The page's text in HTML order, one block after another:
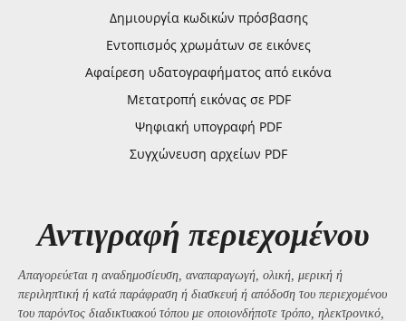
Δημιουργία κωδικών πρόσβασης
Εντοπισμός χρωμάτων σε εικόνες
Αφαίρεση υδατογραφήματος από εικόνα
Μετατροπή εικόνας σε PDF
Ψηφιακή υπογραφή PDF
Συγχώνευση αρχείων PDF
Αντιγραφή περιεχομένου
Απαγορεύεται η αναδημοσίευση, αναπαραγωγή, ολική, μερική ή
περιληπτική ή κατά παράφραση ή διασκευή ή απόδοση του περιεχομένου
του παρόντος διαδικτυακού τόπου με οποιονδήποτε τρόπο, ηλεκτρονικό,